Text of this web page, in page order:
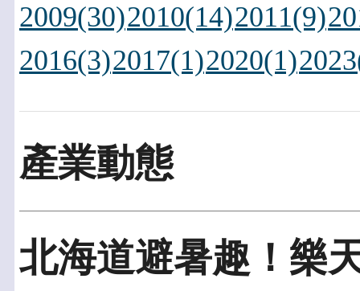
2009(30)2010(14)2011(9)
2016(3)2017(1)2020(1)
產業動態
北海道避暑趣！樂